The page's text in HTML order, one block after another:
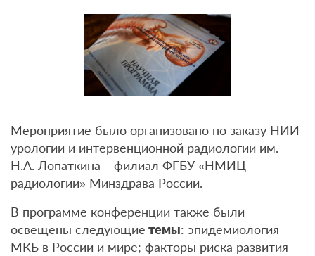
Мероприятие было организовано по заказу НИИ
урологии и интервенционной радиологии им.
Н.А. Лопаткина – филиал ФГБУ «НМИЦ
радиологии» Минздрава России.
В программе конференции также были
освещены следующие темы: эпидемиология
МКБ в России и мире; факторы риска развития